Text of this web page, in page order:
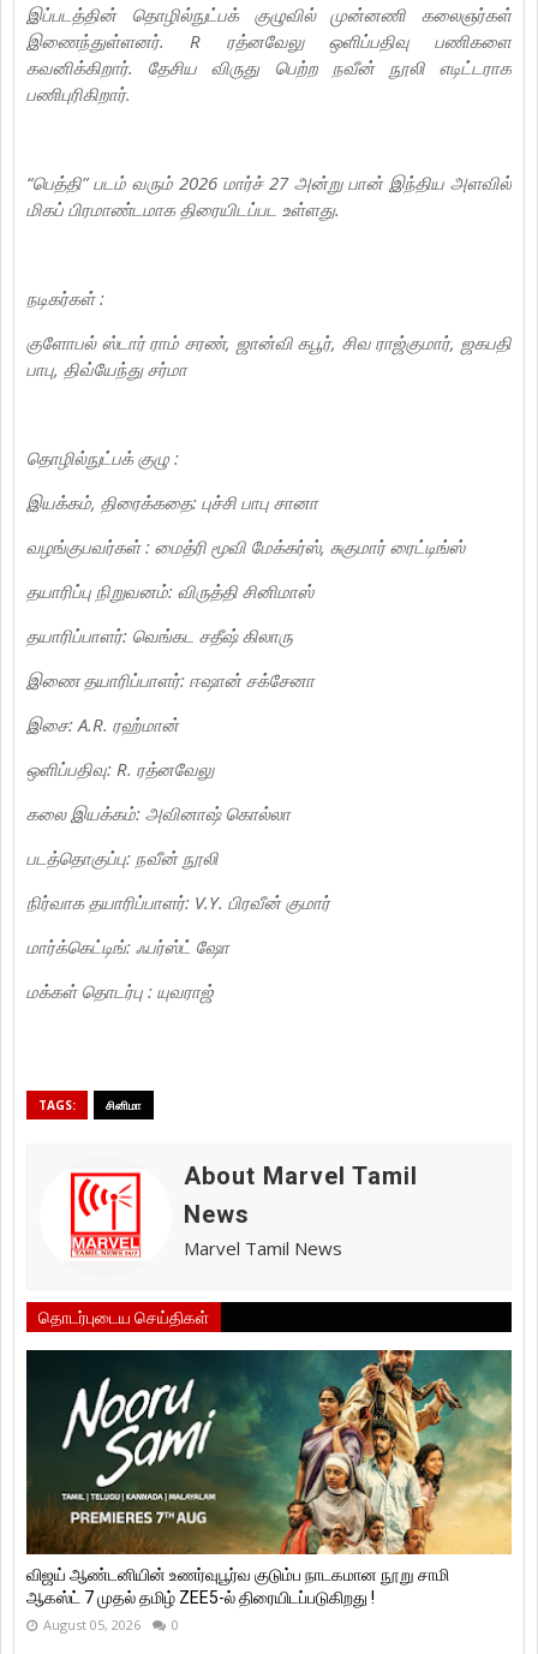
இப்படத்தின் தொழில்நுட்பக் குழுவில் முன்னணி கலைஞர்கள்
இணைந்துள்ளனர். R ரத்னவேலு ஒளிப்பதிவு பணிகளை
கவனிக்கிறார். தேசிய விருது பெற்ற நவீன் நூலி எடிட்டராக
பணிபுரிகிறார்.
“பெத்தி” படம் வரும் 2026 மார்ச் 27 அன்று பான் இந்திய அளவில்
மிகப் பிரமாண்டமாக திரையிடப்பட உள்ளது.
நடிகர்கள் :
குளோபல் ஸ்டார் ராம் சரண், ஜான்வி கபூர், சிவ ராஜ்குமார், ஜகபதி
பாபு, திவ்யேந்து சர்மா
தொழில்நுட்பக் குழு :
இயக்கம், திரைக்கதை: புச்சி பாபு சானா
வழங்குபவர்கள் : மைத்ரி மூவி மேக்கர்ஸ், சுகுமார் ரைட்டிங்ஸ்
தயாரிப்பு நிறுவனம்: விருத்தி சினிமாஸ்
தயாரிப்பாளர்: வெங்கட சதீஷ் கிலாரு
இணை தயாரிப்பாளர்: ஈஷான் சக்சேனா
இசை: A.R. ரஹ்மான்
ஒளிப்பதிவு: R. ரத்னவேலு
கலை இயக்கம்: அவினாஷ் கொல்லா
படத்தொகுப்பு: நவீன் நூலி
நிர்வாக தயாரிப்பாளர்: V.Y. பிரவீன் குமார்
மார்க்கெட்டிங்: ஃபர்ஸ்ட் ஷோ
மக்கள் தொடர்பு : யுவராஜ்
TAGS: சினிமா
About Marvel Tamil
News
Marvel Tamil News
தொடர்புடைய செய்திகள்
விஜய் ஆண்டனியின் உணர்வுபூர்வ குடும்ப நாடகமான நூறு சாமி
ஆகஸ்ட் 7 முதல் தமிழ் ZEE5-ல் திரையிடப்படுகிறது !
August 05, 2026 0